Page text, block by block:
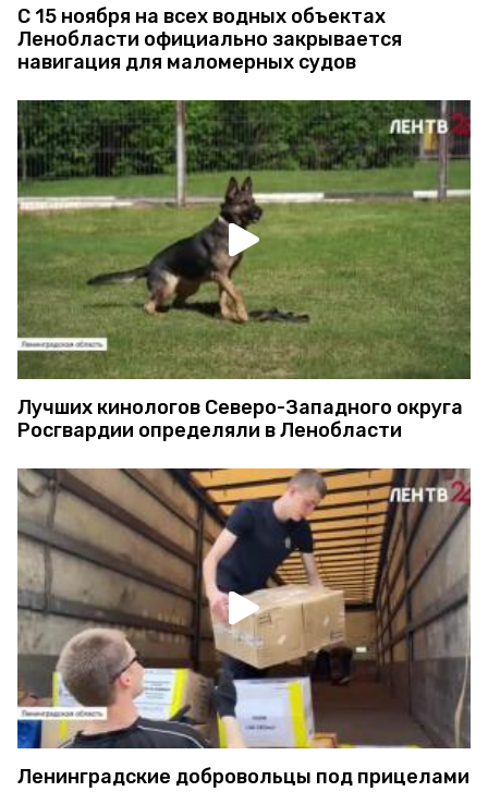
С 15 ноября на всех водных объектах
Ленобласти официально закрывается
навигация для маломерных судов
Лучших кинологов Северо-Западного округа
Росгвардии определяли в Ленобласти
Ленинградские добровольцы под прицелами